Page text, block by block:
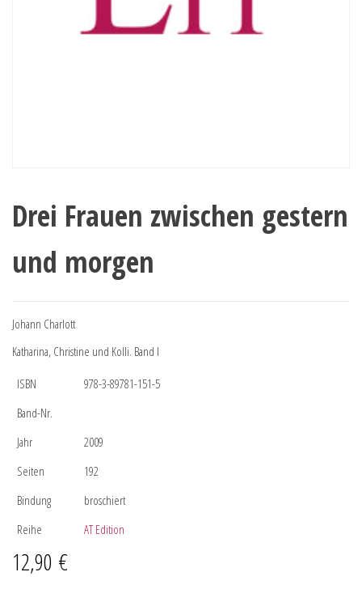
Drei Frauen zwischen gestern
und morgen
Johann Charlott
Katharina, Christine und Kolli. Band I
ISBN
978-3-89781-151-5
Band-Nr.
Jahr
2009
Seiten
192
Bindung
broschiert
Reihe
AT Edition
12,90 €